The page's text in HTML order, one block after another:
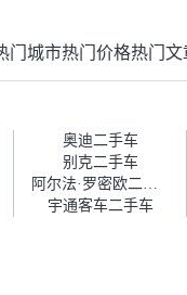
的，所以
流程挺快
交接人员说
我的面再做
排了师傅，
。体验下来
人车好一
价格比
门城市热门价格热门文
奥迪二手车
别克二手车
阿尔法·罗密欧二手车
宇通客车二手车